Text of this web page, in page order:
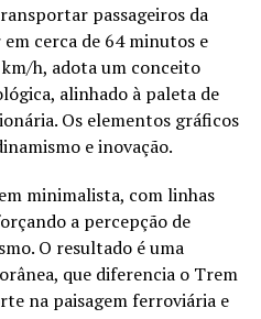
passageiros da
cerca de 64 minutos e
h, adota um conceito
alinhado à paleta de
Os elementos gráficos
e inovação.
minimalista, com linhas
a percepção de
O resultado é uma
que diferencia o Trem
na paisagem ferroviária e